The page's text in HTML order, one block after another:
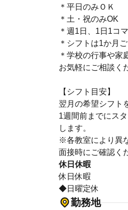
＊平日のみＯＫ
＊土・祝のみOK
＊週1日、1日1コ
＊シフトは1か月ご
＊学校の行事や家
お気軽にご相談く
【シフト目安】
翌月の希望シフト
1週間前までにス
します。
※各教室により異
面接時にご確認く
休日休暇
休日休暇
◆日曜定休
勤務地